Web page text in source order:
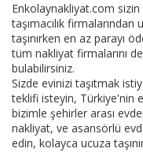
Enkolaynakliyat.com
taşımacılık
taşınırken en az parayı
tüm nakliyat firmalarını
bulabilirsiniz.
Sizde evinizi taşıtmak
teklifi isteyin, Türkiye'nin
bizimle şehirler arası
nakliyat, ve asansörlü
edin, kolayca ucuza